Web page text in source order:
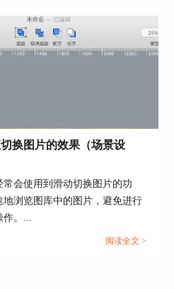
，则为 元素名称 {样式1:
称例如：div、H1、ul、
列举了，有兴趣的小伙伴
标签，可以看到
。 如果想要试用这款H5创
点击Hype下载 。
换图片的效果（场景设
会使用到滑动切换图片的功
浏览图库中的图片，避免进行
作。...
阅读全文 >